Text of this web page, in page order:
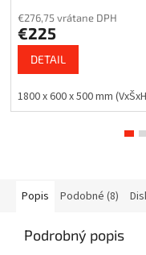
€276,75 vrátane DPH
€225
DETAIL
1800 x 600 x 500 mm
Popis Podobné (8)
Podrobný popis